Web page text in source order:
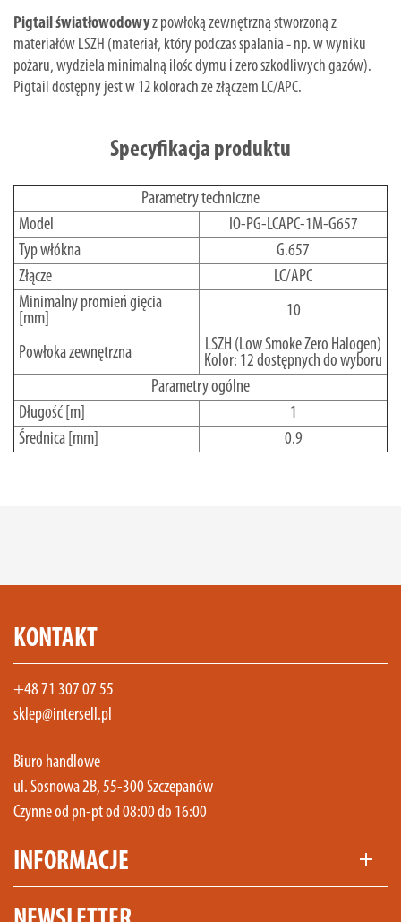
Pigtail światłowodowyz powłoką zewnętrzną stworzoną z
materiałów LSZH (materiał, który podczas spalania - np. w wyniku
pożaru, wydziela minimalną ilośc dymu i zero szkodliwych gazów).
Pigtail dostępny jest w 12 kolorach ze złączem LC/APC.
Specyfikacja produktu
Parametry techniczne
Model
IO-PG-LCAPC-1M-G657
Typ włókna
G.657
Złącze
LC/APC
Minimalny promień gięcia
[mm]
10
Powłoka zewnętrzna
LSZH (Low Smoke Zero Halogen)
Kolor: 12 dostępnych do wyboru
Parametry ogólne
Długość [m]
1
Średnica [mm]
0.9
KONTAKT
+48 71 307 07 55
sklep@intersell.pl
Biuro handlowe
ul. Sosnowa 2B, 55-300 Szczepanów
Czynne od pn-pt od 08:00 do 16:00
INFORMACJE add